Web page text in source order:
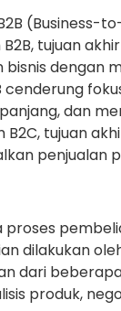
(Business-
tujuan
dengan
cenderung
dan
B2C, tujuan
penjualan
proses
dilakukan
dari
produk,